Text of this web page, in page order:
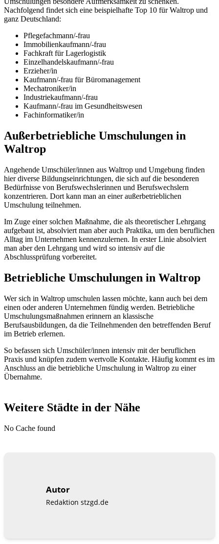
Nachfolgend findet sich eine beispielhafte Top 10 für Waltrop und
ganz Deutschland:
Pflegefachmann/-frau
Immobilienkaufmann/-frau
Fachkraft für Lagerlogistik
Einzelhandelskaufmann/-frau
Erzieher/in
Kaufmann/-frau für Büromanagement
Mechatroniker/in
Industriekaufmann/-frau
Kaufmann/-frau im Gesundheitswesen
Fachinformatiker/in
Außerbetriebliche Umschulungen in
Waltrop
Angehende Umschüler/innen aus Waltrop und Umgebung finden
hier diverse Bildungseinrichtungen, die sich auf die besonderen
Bedürfnisse von Berufswechslerinnen und Berufswechslern
konzentrieren. Dort kann man an einer außerbetrieblichen
Umschulung teilnehmen.
Im Zuge einer solchen Maßnahme, die als theoretischer Lehrgang
aufgebaut ist, absolviert man aber auch Praktika, um den beruflichen
Alltag im Unternehmen kennenzulernen. In erster Linie absolviert
man aber den Lehrgang und wird so intensiv auf die
Abschlussprüfung vorbereitet.
Betriebliche Umschulungen in Waltrop
Wer sich in Waltrop umschulen lassen möchte, kann auch bei dem
einen oder anderen Unternehmen fündig werden. Betriebliche
Umschulungsmaßnahmen erinnern an klassische
Berufsausbildungen, da die Teilnehmenden den betreffenden Beruf
im Betrieb erlernen.
So befassen sich Umschüler/innen intensiv mit der beruflichen
Praxis und knüpfen zudem wertvolle Kontakte. Häufig kommt es im
Anschluss an die betriebliche Umschulung in Waltrop zu einer
Übernahme.
Weitere Städte in der Nähe
No Cache found
Autor
Redaktion stzgd.de